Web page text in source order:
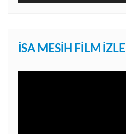
İSA MESIH FILM İZLE